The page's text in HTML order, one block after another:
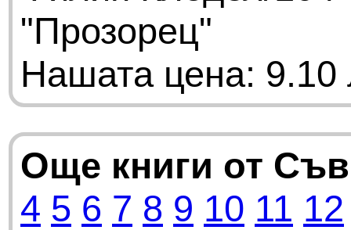
"Прозорец"
Нашата цена: 9.10
Още книги от
4 5 6 7 8 9 10 11 12